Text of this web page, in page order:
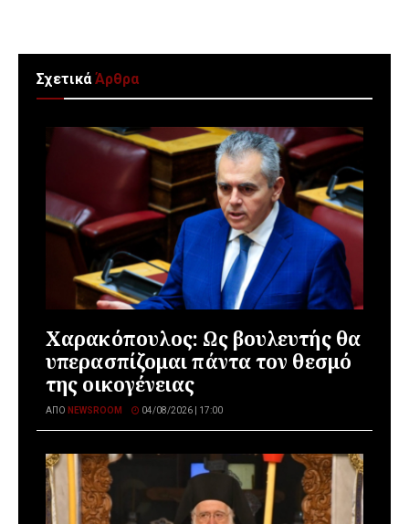
ΣχετικάΆρθρα
Χαρακόπουλος: Ως βουλευτής θα
υπερασπίζομαι πάντα τον θεσμό
της οικογένειας
ΑΠΌ NEWSROOM 04/08/2026 | 17:00